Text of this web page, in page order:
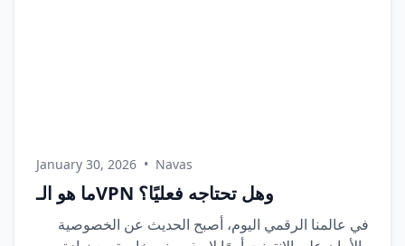
January 30, 2026 • Navas
ما هو الـVPN وهل تحتاجه فعليًا؟
في عالمنا الرقمي اليوم، أصبح الحديث عن الخصوصية